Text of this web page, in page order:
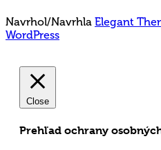
Navrhol/Navrhla Elegant
WordPress
Close
Prehľad ochrany